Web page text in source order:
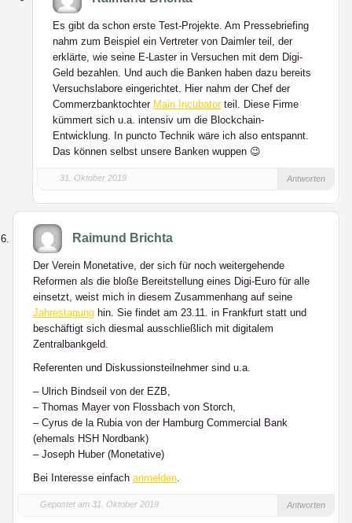
Es gibt da schon erste Test-Projekte. Am Pressebriefing
nahm zum Beispiel ein Vertreter von Daimler teil, der
erklärte, wie seine E-Laster in Versuchen mit dem Digi-
Geld bezahlen. Und auch die Banken haben dazu bereits
Versuchslabore eingerichtet. Hier nahm der Chef der
Commerzbanktochter Main Incubatorteil. Diese Firme
kümmert sich u.a. intensiv um die Blockchain-
Entwicklung. In puncto Technik wäre ich also entspannt.
Das können selbst unsere Banken wuppen 😉
31. Oktober 2019 Antworten
Raimund Brichta
Der Verein Monetative, der sich für noch weitergehende
Reformen als die bloße Bereitstellung eines Digi-Euro für alle
einsetzt, weist mich in diesem Zusammenhang auf seine
Jahrestagung hin. Sie findet am 23.11. in Frankfurt statt und
beschäftigt sich diesmal ausschließlich mit digitalem
Zentralbankgeld.
Referenten und Diskussionsteilnehmer sind u.a.
– Ulrich Bindseil von der EZB,
– Thomas Mayer von Flossbach von Storch,
– Cyrus de la Rubia von der Hamburg Commercial Bank
(ehemals HSH Nordbank)
– Joseph Huber (Monetative)
Bei Interesse einfach anmelden.
Gepostet am 31. Oktober 2019 Antworten